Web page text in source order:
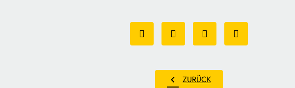
chevron_left ZURÜCK